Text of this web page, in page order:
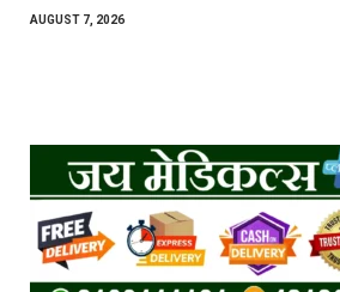
AUGUST 7, 2026